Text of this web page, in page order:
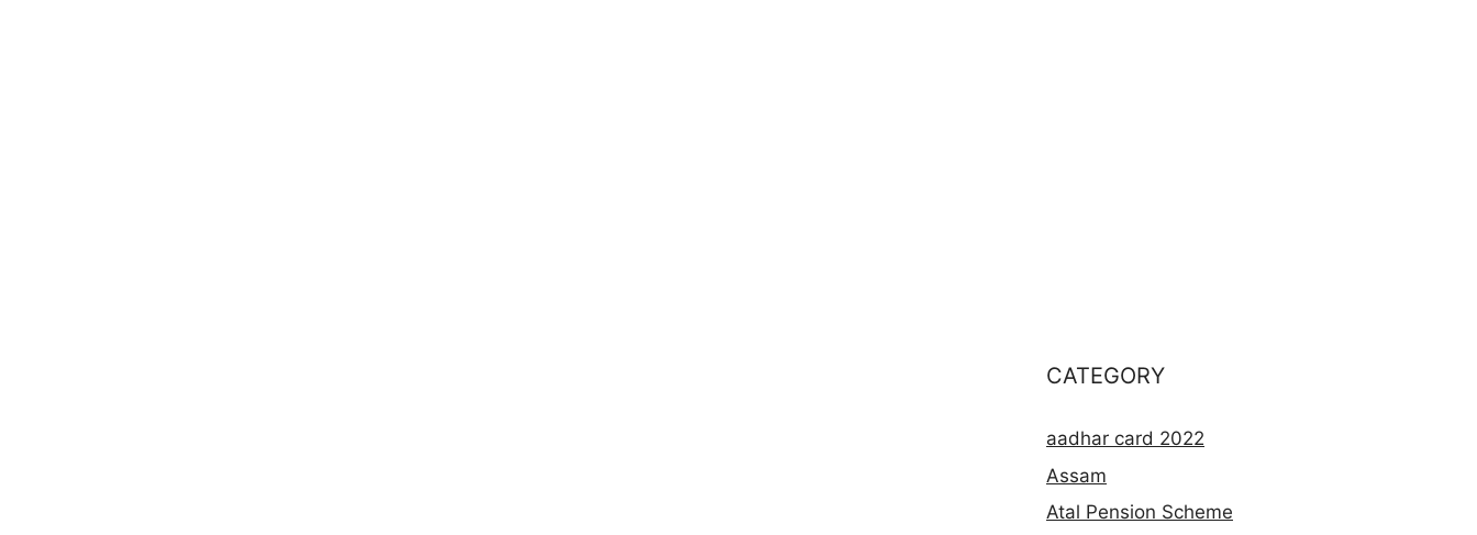
CATEGORY
aadhar card 2022
Assam
Atal Pension Scheme